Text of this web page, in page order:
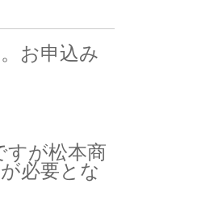
お申込み
が松本商
必要とな